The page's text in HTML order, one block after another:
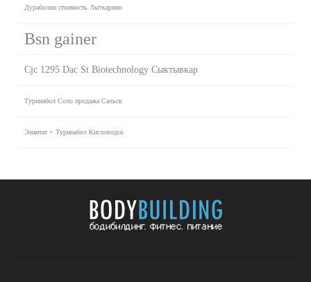
Дураболин стоимость Лыткарино
Bsn gainer
Cjc 1295 Dac St Biotechnology Сыктывкар
Туринабол Соло продажа Сальск
Энантат + Туринабол Кисловодск